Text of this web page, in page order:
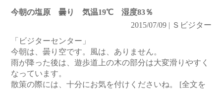
今朝の塩原 曇り 気温19℃ 湿度83％
2015/07/09 | Ｓビジター
「ビジターセンター」
今朝は、曇り空です。風は、ありません。
雨が降った後は、遊歩道上の木の部分は大変滑りやすく
なっています。
散策の際には、十分にお気を付けくださいね。 [全文を